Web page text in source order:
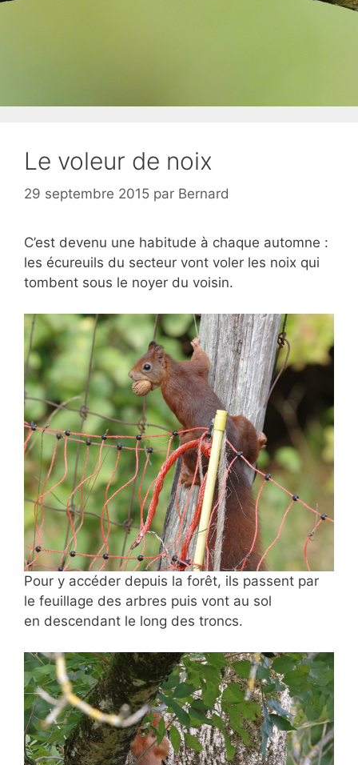
Le voleur de noix
29 septembre 2015 par Bernard
C’est devenu une habitude à chaque automne :
les écureuils du secteur vont voler les noix qui
tombent sous le noyer du voisin.
Pour y accéder depuis la forêt, ils passent par
le feuillage des arbres puis vont au sol
en descendant le long des troncs.